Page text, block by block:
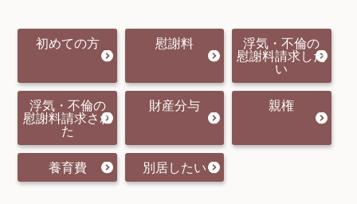
初めての方 慰謝料 浮気・不倫の
慰謝料請求した
い
浮気・不倫の
慰謝料請求され
た
財産分与 親権
養育費 別居したい